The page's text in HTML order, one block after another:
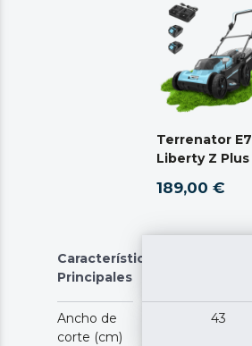
Terrenator E7
Liberty Z Plus
189,00 €
Características
Principales
Ancho de
corte (cm)
43